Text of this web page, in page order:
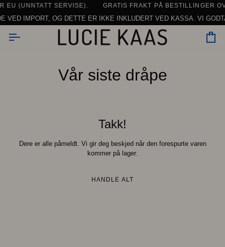
Hopp
til
innhold
(UNNTATT SERVISE). GRATIS FRAKT PÅ BESTILLINGER
- OG FLERE KOMMER TIL SE ALLE ANMELDELSER
-KONTAKT OSS HER DAGLIG SUPPORT | CHAT, E-
IMPORT, OG DETTE ER IKKE INKLUDERT VED KASSA. VI
Vår siste dråpe
Takk!
Dere er alle påmeldt. Vi gir deg beskjed når den forespurte varen
kommer på lager.
HANDLE ALT